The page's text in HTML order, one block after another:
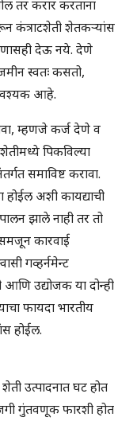
तर करार करताना
कंत्राटशेती शेतकऱ्यांस
देऊ नये. देणे
स्वतः कसतो,
आहे.
म्हणजे कर्ज देणे व
पिकविल्या
समाविष्ट करावा.
होईल अशी कायद्याची
झाले नाही तर तो
कारवाई
गव्हर्नमेन्ट
उद्योजक या दोन्ही
फायदा भारतीय
होईल.
उत्पादनात घट होत
गुंतवणूक फारशी होत